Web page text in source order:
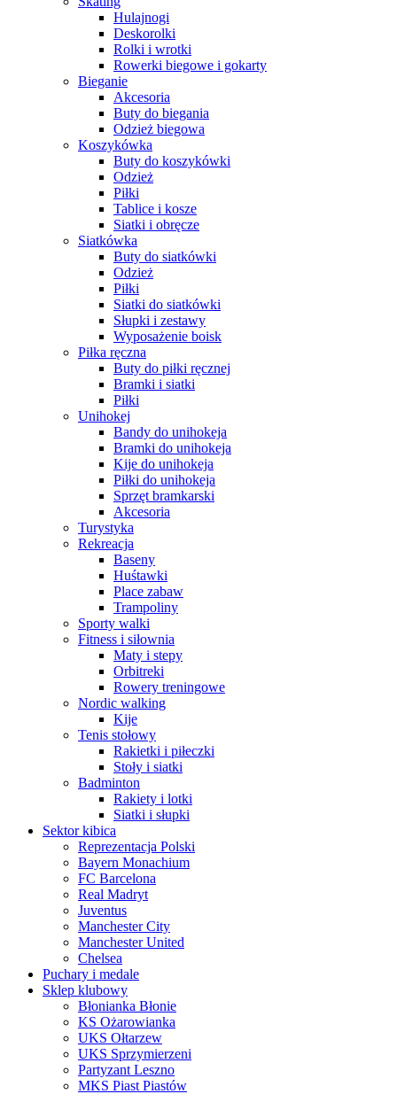
Hulajnogi
Deskorolki
Rolki i wrotki
Rowerki biegowe i gokarty
Bieganie
Akcesoria
Buty do biegania
Odzież biegowa
Koszykówka
Buty do koszykówki
Odzież
Piłki
Tablice i kosze
Siatki i obręcze
Siatkówka
Buty do siatkówki
Odzież
Piłki
Siatki do siatkówki
Słupki i zestawy
Wyposażenie boisk
Piłka ręczna
Buty do piłki ręcznej
Bramki i siatki
Piłki
Unihokej
Bandy do unihokeja
Bramki do unihokeja
Kije do unihokeja
Piłki do unihokeja
Sprzęt bramkarski
Akcesoria
Turystyka
Rekreacja
Baseny
Huśtawki
Place zabaw
Trampoliny
Sporty walki
Fitness i siłownia
Maty i stepy
Orbitreki
Rowery treningowe
Nordic walking
Kije
Tenis stołowy
Rakietki i piłeczki
Stoły i siatki
Badminton
Rakiety i lotki
Siatki i słupki
Sektor kibica
Reprezentacja Polski
Bayern Monachium
FC Barcelona
Real Madryt
Juventus
Manchester City
Manchester United
Chelsea
Puchary i medale
Sklep klubowy
Błonianka Błonie
KS Ożarowianka
UKS Ołtarzew
UKS Sprzymierzeni
Partyzant Leszno
MKS Piast Piastów